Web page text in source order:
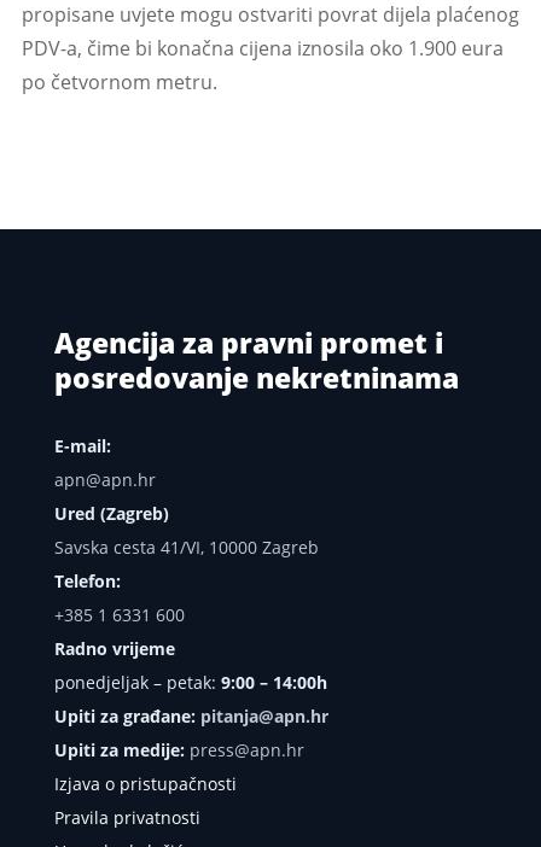
propisane uvjete mogu ostvariti povrat dijela plaćenog
PDV-a, čime bi konačna cijena iznosila oko 1.900 eura
po četvornom metru.
Agencija za pravni promet i
posredovanje nekretninama
E-mail:
apn@apn.hr
Ured (Zagreb)
Savska cesta 41/VI, 10000 Zagreb
Telefon:
+385 1 6331 600
Radno vrijeme
ponedjeljak – petak: 9:00 – 14:00h
Upiti za građane: pitanja@apn.hr
Upiti za medije: press@apn.hr
Izjava o pristupačnosti
Pravila privatnosti